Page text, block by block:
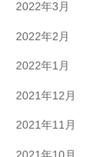
2022年3月
2022年2月
2022年1月
2021年12月
2021年11月